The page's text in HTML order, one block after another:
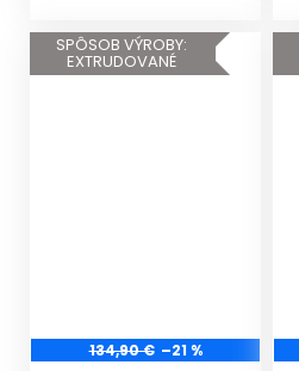
SPÔSOB VÝROBY:
EXTRUDOVANÉ
134,90 € –21 %